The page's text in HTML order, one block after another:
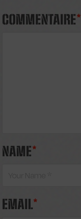
COMMENTAIRE*
NAME*
EMAIL*